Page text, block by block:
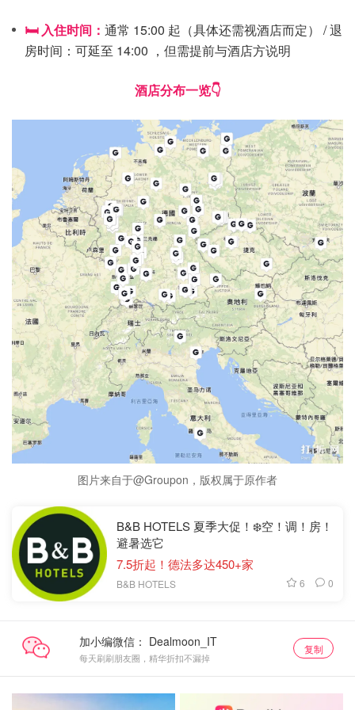
🛏️ 入住时间： 通常 15:00 起（具体还需视酒店而定） / 退
房时间：可延至 14:00 ，但需提前与酒店方说明
酒店分布一览👇
图片来自于@Groupon，版权属于原作者
B&B HOTELS 夏季大促！❄️空！调！房！
避暑选它
7.5折起！德法多达450+家
B&B HOTELS 6 0
加小编微信：
每天刷刷朋友圈，精华折扣不漏掉
复制
关注我们~